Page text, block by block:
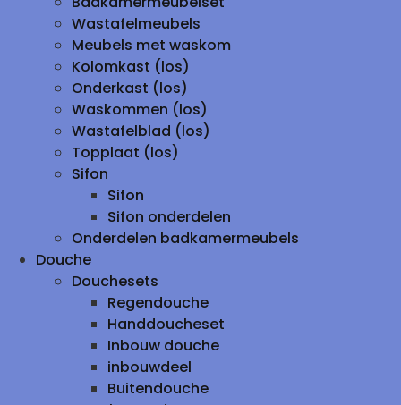
Wastafelmeubels
Meubels met waskom
Kolomkast (los)
Onderkast (los)
Waskommen (los)
Wastafelblad (los)
Topplaat (los)
Sifon
Sifon
Sifon onderdelen
Onderdelen badkamermeubels
Douche
Douchesets
Regendouche
Handdoucheset
Inbouw douche
inbouwdeel
Buitendouche